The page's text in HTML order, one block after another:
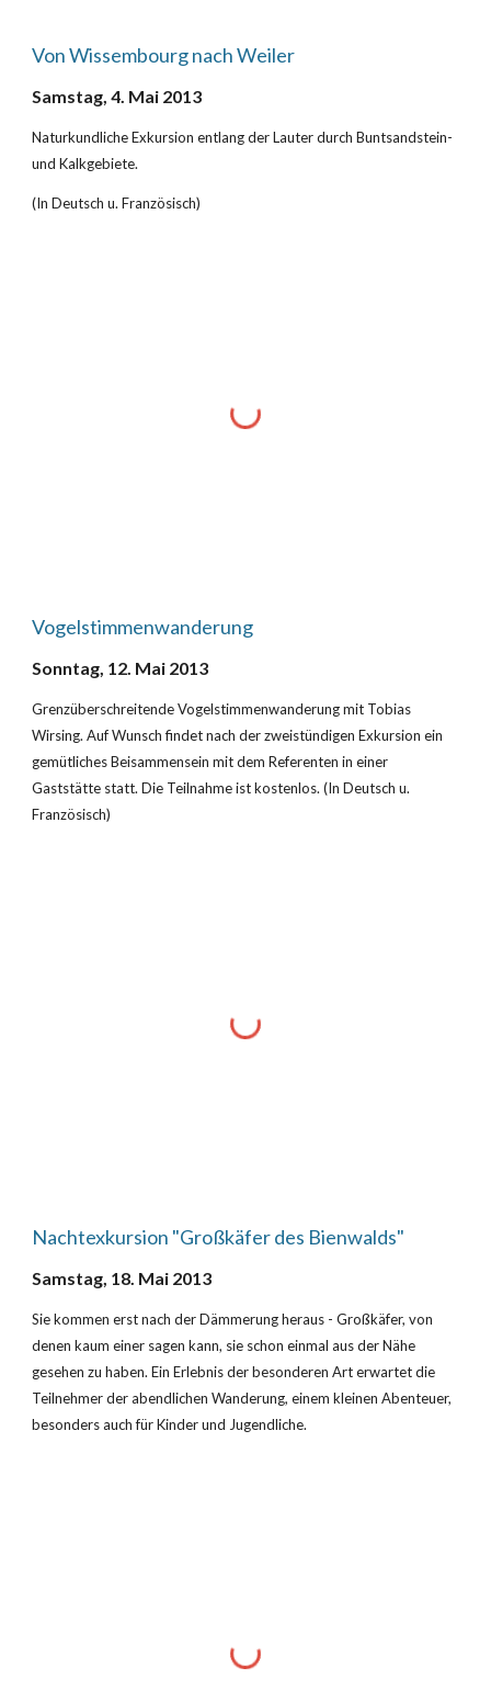
Von Wissembourg nach Weiler
Samstag, 4. Mai 2013
Naturkundliche Exkursion entlang der Lauter durch Buntsandstein-
und Kalkgebiete.
(In Deutsch u. Französisch)
Vogelstimmenwanderung
Sonntag, 12. Mai 2013
Grenzüberschreitende Vogelstimmenwanderung mit Tobias
Wirsing. Auf Wunsch findet nach der zweistündigen Exkursion ein
gemütliches Beisammensein mit dem Referenten in einer
Gaststätte statt. Die Teilnahme ist kostenlos. (In Deutsch u.
Französisch)
Nachtexkursion "Großkäfer des Bienwalds"
Samstag, 18. Mai 2013
Sie kommen erst nach der Dämmerung heraus - Großkäfer, von
denen kaum einer sagen kann, sie schon einmal aus der Nähe
gesehen zu haben. Ein Erlebnis der besonderen Art erwartet die
Teilnehmer der abendlichen Wanderung, einem kleinen Abenteuer,
besonders auch für Kinder und Jugendliche.